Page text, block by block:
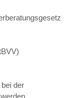
der